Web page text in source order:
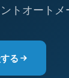
トオートメ
る